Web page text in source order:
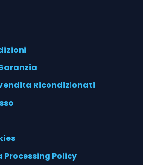
Ricondizionati
Processing Policy